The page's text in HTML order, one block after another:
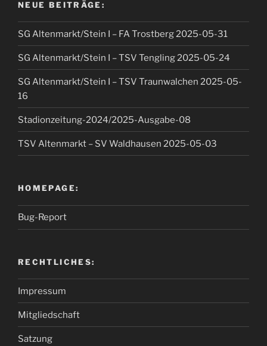
NEUE BEITRÄGE:
SG Altenmarkt/Stein I – FA Trostberg 2025-05-31
SG Altenmarkt/Stein I – TSV Tengling 2025-05-24
SG Altenmarkt/Stein I – TSV Traunwalchen 2025-05-
16
Stadionzeitung-2024/2025-Ausgabe-08
TSV Altenmarkt – SV Waldhausen 2025-05-03
HOMEPAGE:
Bug-Report
RECHTLICHES:
Impressum
Mitgliedschaft
Satzung